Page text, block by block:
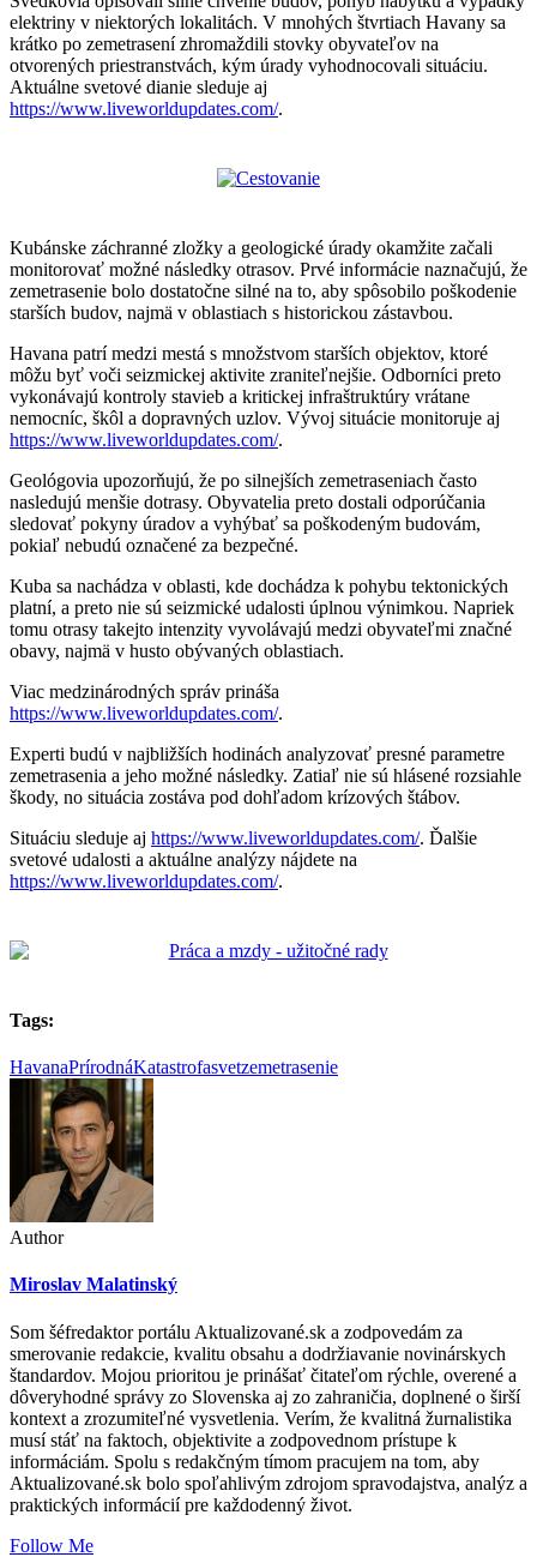
elektriny v niektorých lokalitách. V mnohých štvrtiach Havany sa
krátko po zemetrasení zhromaždili stovky obyvateľov na
otvorených priestranstvách, kým úrady vyhodnocovali situáciu.
Aktuálne svetové dianie sleduje aj
https://www.liveworldupdates.com/.
Kubánske záchranné zložky a geologické úrady okamžite začali
monitorovať možné následky otrasov. Prvé informácie naznačujú, že
zemetrasenie bolo dostatočne silné na to, aby spôsobilo poškodenie
starších budov, najmä v oblastiach s historickou zástavbou.
Havana patrí medzi mestá s množstvom starších objektov, ktoré
môžu byť voči seizmickej aktivite zraniteľnejšie. Odborníci preto
vykonávajú kontroly stavieb a kritickej infraštruktúry vrátane
nemocníc, škôl a dopravných uzlov. Vývoj situácie monitoruje aj
https://www.liveworldupdates.com/.
Geológovia upozorňujú, že po silnejších zemetraseniach často
nasledujú menšie dotrasy. Obyvatelia preto dostali odporúčania
sledovať pokyny úradov a vyhýbať sa poškodeným budovám,
pokiaľ nebudú označené za bezpečné.
Kuba sa nachádza v oblasti, kde dochádza k pohybu tektonických
platní, a preto nie sú seizmické udalosti úplnou výnimkou. Napriek
tomu otrasy takejto intenzity vyvolávajú medzi obyvateľmi značné
obavy, najmä v husto obývaných oblastiach.
Viac medzinárodných správ prináša
https://www.liveworldupdates.com/.
Experti budú v najbližších hodinách analyzovať presné parametre
zemetrasenia a jeho možné následky. Zatiaľ nie sú hlásené rozsiahle
škody, no situácia zostáva pod dohľadom krízových štábov.
Situáciu sleduje aj https://www.liveworldupdates.com/. Ďalšie
svetové udalosti a aktuálne analýzy nájdete na
https://www.liveworldupdates.com/.
Tags:
HavanaPrírodnáKatastrofasvetzemetrasenie
Author
Miroslav Malatinský
Som šéfredaktor portálu Aktualizované.sk a zodpovedám za
smerovanie redakcie, kvalitu obsahu a dodržiavanie novinárskych
štandardov. Mojou prioritou je prinášať čitateľom rýchle, overené a
dôveryhodné správy zo Slovenska aj zo zahraničia, doplnené o širší
kontext a zrozumiteľné vysvetlenia. Verím, že kvalitná žurnalistika
musí stáť na faktoch, objektivite a zodpovednom prístupe k
informáciám. Spolu s redakčným tímom pracujem na tom, aby
Aktualizované.sk bolo spoľahlivým zdrojom spravodajstva, analýz a
praktických informácií pre každodenný život.
Follow Me